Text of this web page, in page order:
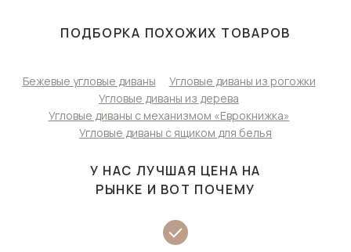
ПОДБОРКА ПОХОЖИХ ТОВАРОВ
Бежевые угловые диваны
Угловые диваны из рогожки
Угловые диваны из дерева
Угловые диваны с механизмом «Еврокнижка»
Угловые диваны с ящиком для белья
У НАС ЛУЧШАЯ ЦЕНА НА
РЫНКЕ И ВОТ ПОЧЕМУ